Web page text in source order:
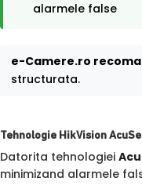
alarmele false
e-Camere.ro
structurata.
Tehnologie HikVision
Datorita tehnologiei
minimizand alarmele